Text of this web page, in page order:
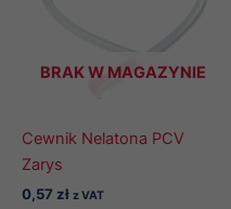
BRAK W MAGAZYNIE
Cewnik Nelatona PCV
Zarys
0,57 zł z VAT